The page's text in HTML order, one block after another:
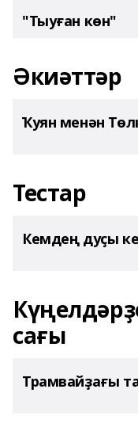
"Тыуған көн"
Әкиәттәр
Ҡуян менән
Тестар
Кемдең дуҫы
сағы
Трамвайҙағы